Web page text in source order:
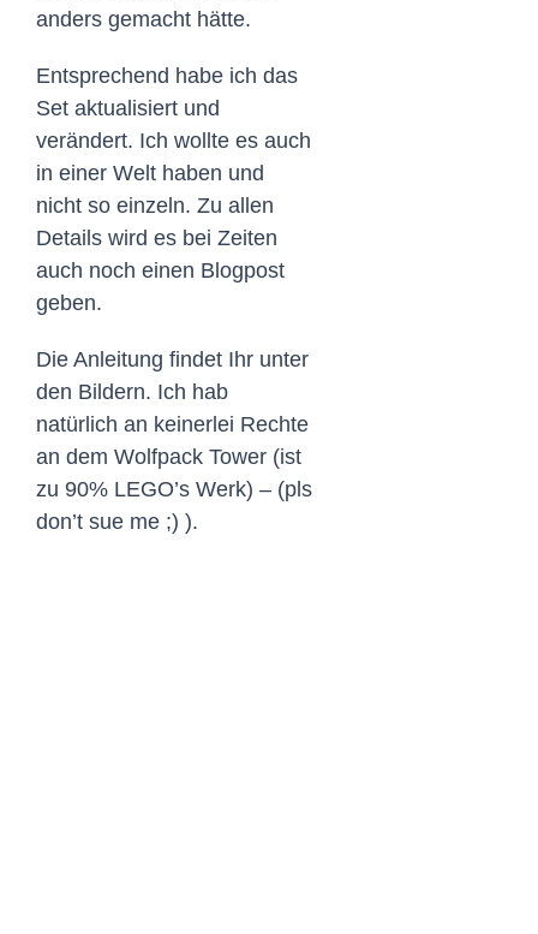
anders gemacht hätte.
Entsprechend habe ich das
Set aktualisiert und
verändert. Ich wollte es auch
in einer Welt haben und
nicht so einzeln. Zu allen
Details wird es bei Zeiten
auch noch einen Blogpost
geben.
Die Anleitung findet Ihr unter
den Bildern. Ich hab
natürlich an keinerlei Rechte
an dem Wolfpack Tower (ist
zu 90% LEGO’s Werk) – (pls
don’t sue me ;) ).